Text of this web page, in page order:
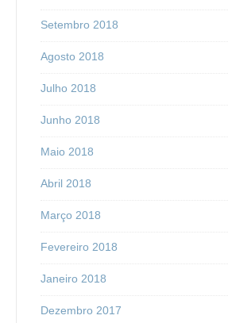
Setembro 2018
Agosto 2018
Julho 2018
Junho 2018
Maio 2018
Abril 2018
Março 2018
Fevereiro 2018
Janeiro 2018
Dezembro 2017